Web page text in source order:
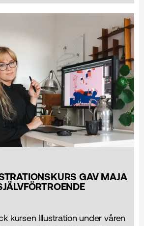
GAV MAJA
kursen Illustration under våren